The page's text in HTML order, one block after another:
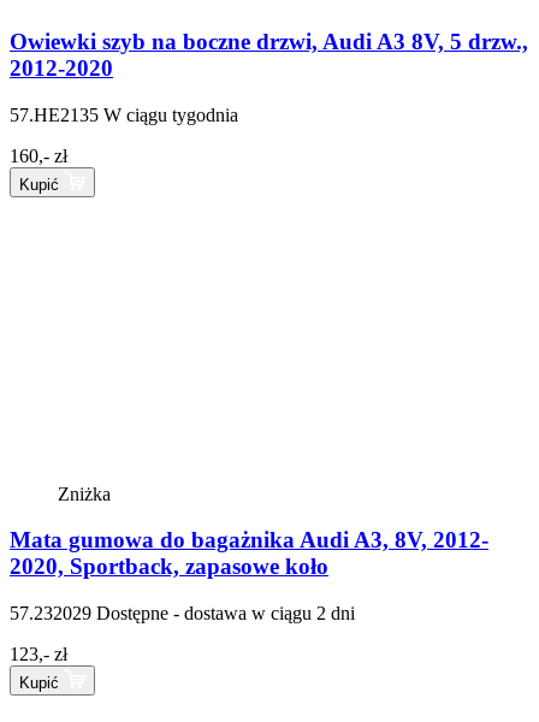
Owiewki szyb na boczne drzwi, Audi A3 8V, 5 drzw.,
2012-2020
57.HE2135 W ciągu tygodnia
160,- zł
Kupić
Zniżka
Mata gumowa do bagażnika Audi A3, 8V, 2012-
2020, Sportback, zapasowe koło
57.232029 Dostępne - dostawa w ciągu 2 dni
123,- zł
Kupić